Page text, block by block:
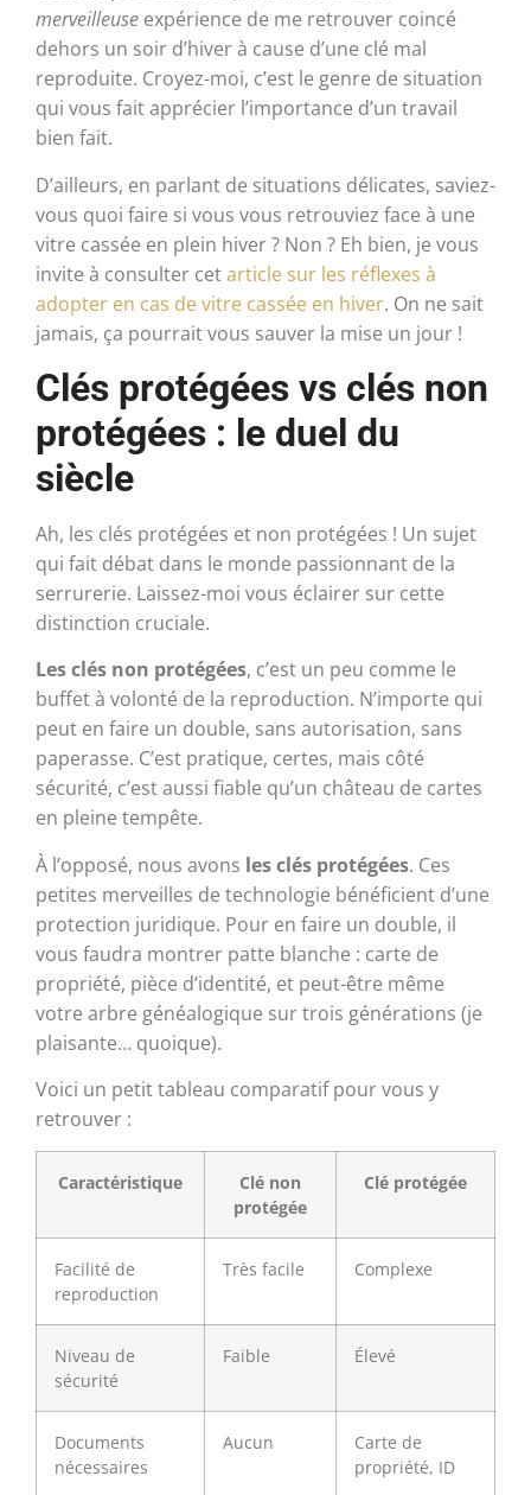
merveilleuse expérience de me retrouver coincé
dehors un soir d’hiver à cause d’une clé mal
reproduite. Croyez-moi, c’est le genre de situation
qui vous fait apprécier l’importance d’un travail
bien fait.
D’ailleurs, en parlant de situations délicates, saviez-
vous quoi faire si vous vous retrouviez face à une
vitre cassée en plein hiver ? Non ? Eh bien, je vous
invite à consulter cetarticle sur les réflexes à
adopter en cas de vitre cassée en hiver. On ne sait
jamais, ça pourrait vous sauver la mise un jour !
Clés protégées vs clés non
protégées : le duel du
siècle
Ah, les clés protégées et non protégées ! Un sujet
qui fait débat dans le monde passionnant de la
serrurerie. Laissez-moi vous éclairer sur cette
distinction cruciale.
Les clés non protégées, c’est un peu comme le
buffet à volonté de la reproduction. N’importe qui
peut en faire un double, sans autorisation, sans
paperasse. C’est pratique, certes, mais côté
sécurité, c’est aussi fiable qu’un château de cartes
en pleine tempête.
À l’opposé, nous avons les clés protégées. Ces
petites merveilles de technologie bénéficient d’une
protection juridique. Pour en faire un double, il
vous faudra montrer patte blanche : carte de
propriété, pièce d’identité, et peut-être même
votre arbre généalogique sur trois générations (je
plaisante… quoique).
Voici un petit tableau comparatif pour vous y
retrouver :
Caractéristique
Clé non
protégée
Clé protégée
Facilité de
reproduction
Très facile Complexe
Niveau de
sécurité
Faible Élevé
Documents
nécessaires
Aucun
Carte de
propriété, ID